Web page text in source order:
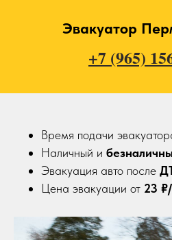
Эвакуатор
+7 (965)
Время подачи
Наличный и
Эвакуация авто после
Цена эвакуации от 23